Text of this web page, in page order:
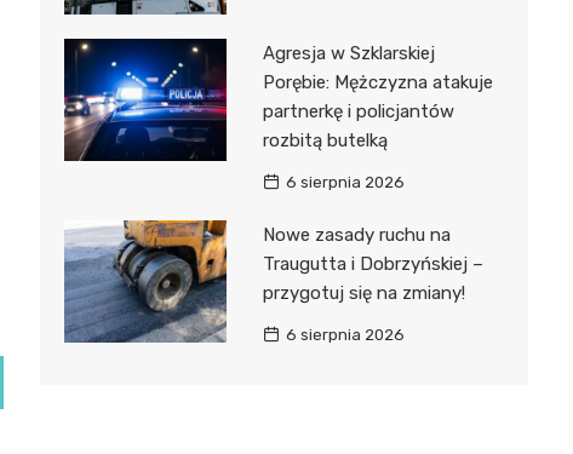
Agresja w Szklarskiej
Porębie: Mężczyzna atakuje
partnerkę i policjantów
rozbitą butelką
6 sierpnia 2026
Nowe zasady ruchu na
Traugutta i Dobrzyńskiej –
przygotuj się na zmiany!
6 sierpnia 2026